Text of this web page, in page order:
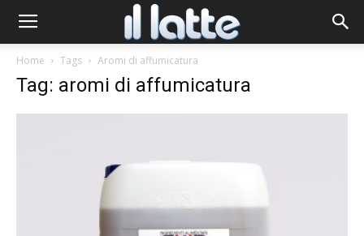
Home Tags Aromi di affumicatura
Tag: aromi di affumicatura